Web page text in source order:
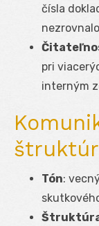
čísla
pri
interným
Tón: